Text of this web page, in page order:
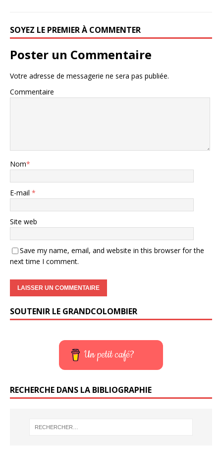
SOYEZ LE PREMIER À COMMENTER
Poster un Commentaire
Votre adresse de messagerie ne sera pas publiée.
Commentaire
Nom*
E-mail *
Site web
Save my name, email, and website in this browser for the
next time I comment.
SOUTENIR LE GRANDCOLOMBIER
Un petit café?
RECHERCHE DANS LA BIBLIOGRAPHIE